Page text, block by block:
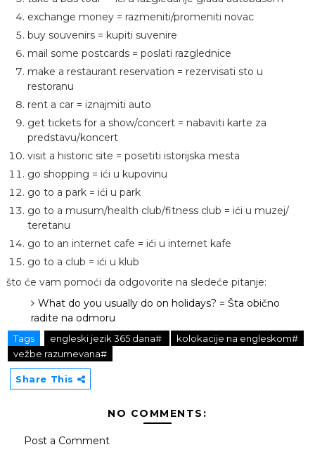
exchange money = razmeniti/promeniti novac
buy souvenirs = kupiti suvenire
mail some postcards = poslati razglednice
make a restaurant reservation = rezervisati sto u
restoranu
rent a car = iznajmiti auto
get tickets for a show/concert = nabaviti karte za
predstavu/koncert
visit a historic site = posetiti istorijska mesta
go shopping = ići u kupovinu
go to a park = ići u park
go to a musum/health club/fitness club = ići u muzej/
teretanu
go to an internet cafe = ići u internet kafe
go to a club = ići u klub
što će vam pomoći da odgovorite na sledeće pitanje:
What do you usually do on holidays? = Šta obično
radite na odmoru
Tags engleski jezik 365 dana#
kolokacije na engleskom#
vežbe razumevana#
Share This
NO COMMENTS:
Post a Comment